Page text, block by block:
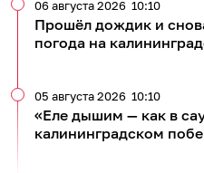
Прошёл дождик и
погода на
06 августа 2026 10:10
«Еле дышим — как в
калининградском
05 августа 2026 10:10